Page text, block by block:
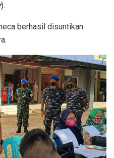
).
berhasil disuntikan